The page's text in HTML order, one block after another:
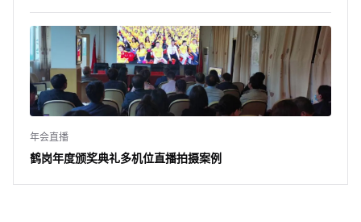
年会直播
鹤岗年度颁奖典礼多机位直播拍摄案例